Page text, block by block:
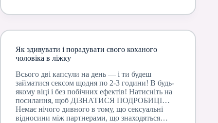
Як здивувати і порадувати свого коханого
чоловіка в ліжку
Всього дві капсули на день — і ти будеш
займатися сексом щодня по 2-3 години! В будь-
якому віці і без побічних ефектів! Натисніть на
посилання, щоб ДІЗНАТИСЯ ПОДРОБИЦІ…
Немає нічого дивного в тому, що сексуальні
відносини між партнерами, що знаходяться…